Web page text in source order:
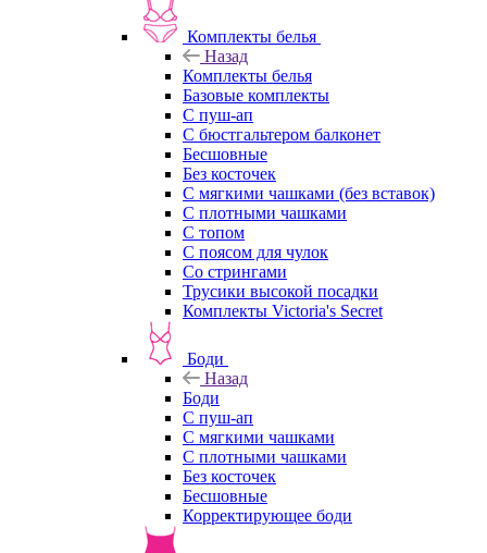
Комплекты белья
Назад
Комплекты белья
Базовые комплекты
С пуш-ап
С бюстгальтером балконет
Бесшовные
Без косточек
С мягкими чашками (без вставок)
С плотными чашками
С топом
С поясом для чулок
Со стрингами
Трусики высокой посадки
Комплекты Victoria's Secret
Боди
Назад
Боди
С пуш-ап
С мягкими чашками
С плотными чашками
Без косточек
Бесшовные
Корректирующее боди